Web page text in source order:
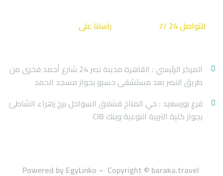
للتواصل 24 /7 راسلنا على
المركز الرئيسي : القاهرة مدينة نصر 24 شارع أحمد فخرى من
طريق النصر بعد مستشفى حسبو بجوار مسجد الحمد
فرع بورسعيد : حي المناخ قشلاق السواحل برج زهراء الشاطئ
بجوار كلية التربية النوعية وبنك CIB
Powered by EgyLinko – Copyright © baraka.travel